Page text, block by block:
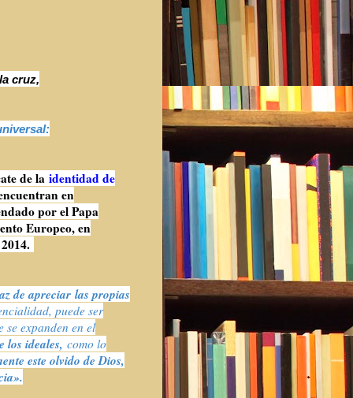
cruz,
de la identidad de
en
por el Papa
Europeo, en
de apreciar las propias
puede ser
se expanden en el
los ideales, como lo
este olvido de Dios,